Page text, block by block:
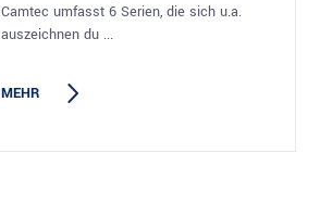
Camtec umfasst 6 Serien, die sich u.a.
auszeichnen du ...
MEHR